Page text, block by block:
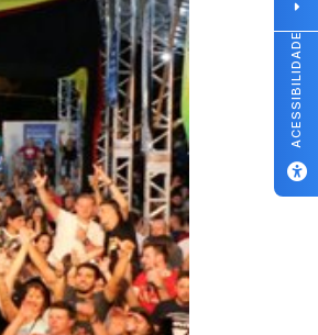
ACESSIBILIDADE